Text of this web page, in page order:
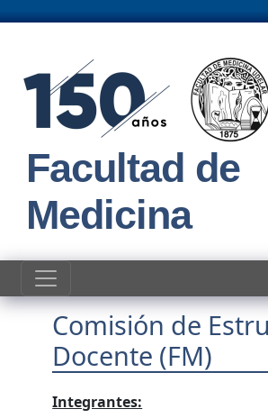
Facultad de
Medicina
Comisión de
Docente (FM)
Integrantes: